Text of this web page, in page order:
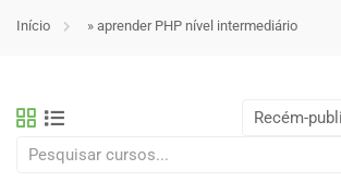
Início » aprender PHP nível intermediário